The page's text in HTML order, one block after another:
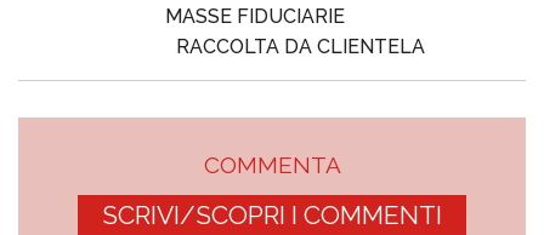
MASSE FIDUCIARIE
RACCOLTA DA CLIENTELA
COMMENTA
SCRIVI/SCOPRI I COMMENTI